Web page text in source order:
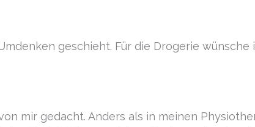
geschieht. Für die Drogerie wünsche
mir gedacht. Anders als in meinen